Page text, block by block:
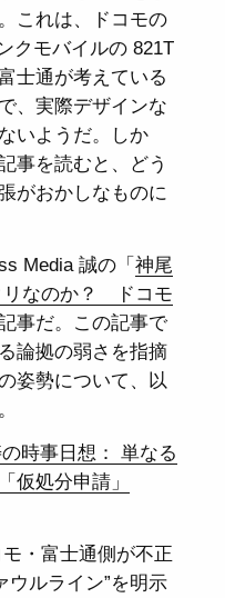
これは、ドコモの
クモバイルの 821T
士通が考えている
、実際デザインな
いようだ。しか
事を読むと、どう
がおかしなものに
Media 誠の「神尾
リなのか？ ドコモ
事だ。この記事で
論拠の弱さを指摘
姿勢について、以
時事日想： 単なる
処分申請」
・富士通側が不正
ウルライン”を明示